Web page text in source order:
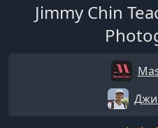
Jimmy Chin